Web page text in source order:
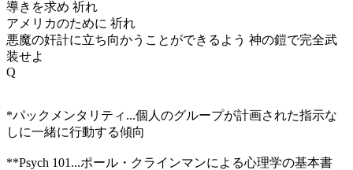
導きを求め 祈れ
アメリカのために 祈れ
悪魔の奸計に立ち向かうことができるよう 神の鎧で完全武
装せよ
Q
*パックメンタリティ...個人のグループが計画された指示な
しに一緒に行動する傾向
**Psych 101...ポール・クラインマンによる心理学の基本書